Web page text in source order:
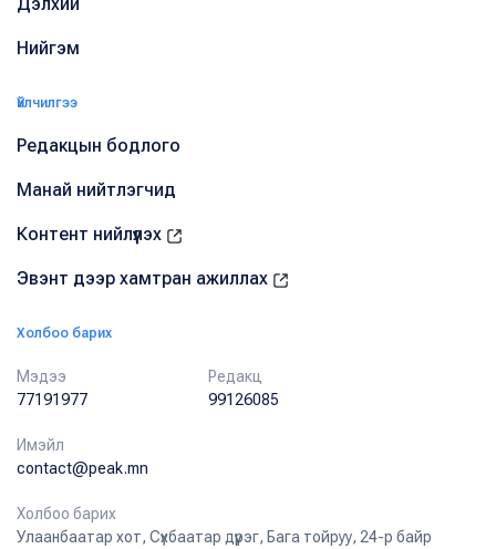
Нийгэм
Үйлчилгээ
Редакцын бодлого
Манай нийтлэгчид
Контент нийлүүлэх
Эвэнт дээр хамтран ажиллах
Холбоо барих
Мэдээ
77191977
Редакц
99126085
Имэйл
contact@peak.mn
Холбоо барих
Улаанбаатар хот, Сүхбаатар дүүрэг, Бага тойруу, 24-р байр